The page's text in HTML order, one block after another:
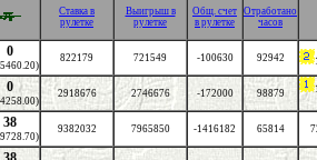
Cтавка в
рулетке
Выигрыш в
рулетке
Общ. счет
в рулетке
Отработано
часов
0 822179 721549 -100630 92942
0 2918676 2746676 -172000 98879
38 9382032 7965850 -1416182 65814